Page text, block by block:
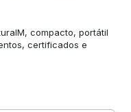
compacto, portátil
certificados e